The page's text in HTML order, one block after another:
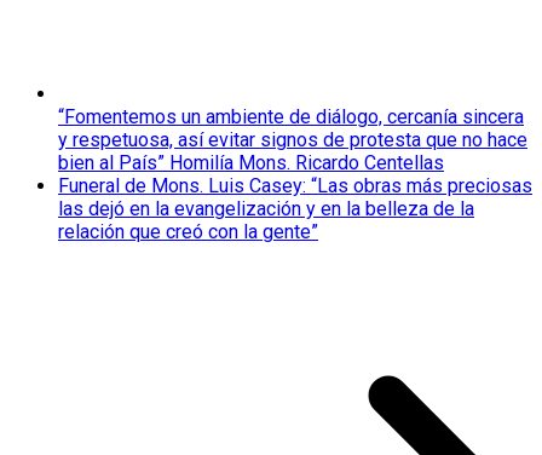
“Fomentemos un ambiente de diálogo, cercanía sincera
y respetuosa, así evitar signos de protesta que no hace
bien al País” Homilía Mons. Ricardo Centellas
Funeral de Mons. Luis Casey: “Las obras más preciosas
las dejó en la evangelización y en la belleza de la
relación que creó con la gente”